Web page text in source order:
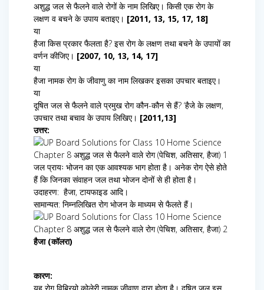
अशुद्ध जल से फैलने वाले रोगों के नाम लिखिए। किसी एक रोग के
लक्षण व बचने के उपाय बताइए। [2011, 13, 15, 17, 18]
या
हैजा किस प्रकार फैलता है? इस रोग के लक्षण तथा बचने के उपायों का
वर्णन कीजिए। [2007, 10, 13, 14, 17]
या
हैजा नामक रोग के जीवाणु का नाम लिखकर इसका उपचार बताइए।
या
दूषित जल से फैलने वाले प्रमुख रोग कौन-कौन से हैं? ‘हैजे के लक्षण,
उपचार तथा बचाव के उपाय लिखिए। [2011,13]
उत्तर:
जल प्रायः भोजन का एक आवश्यक भाग होता है। अनेक रोग ऐसे होते
हैं कि जिनका संवाहन जल तथा भोजन दोनों से ही होता है।
उदाहरण: हैजा, टायफाइड आदि।
सामान्यत: निम्नलिखित रोग भोजन के माध्यम से फैलते हैं।
हैजा (कॉलरा)
कारण: